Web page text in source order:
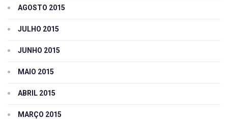
AGOSTO 2015
JULHO 2015
JUNHO 2015
MAIO 2015
ABRIL 2015
MARÇO 2015